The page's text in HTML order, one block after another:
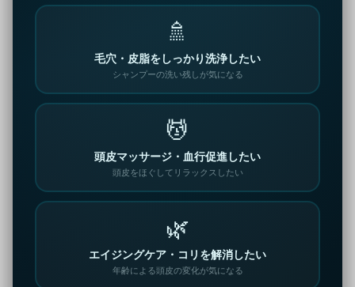
🚿
毛穴・皮脂をしっかり洗浄したい
シャンプーの洗い残しが気になる
💆
頭皮マッサージ・血行促進したい
頭皮をほぐしてリラックスしたい
🌿
エイジングケア・コリを解消したい
年齢による頭皮の変化が気になる